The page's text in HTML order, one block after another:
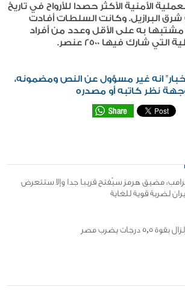
الأمنية الأكثر حصدا للأرواح في تاريخ
البرازيل. وكانت السلطات أفادت
سابقا عن مقتل 18 مشتبها به على الأقل وعدد من أفراد
شارك فيها 2500 عنصر.
انه غير مسؤول عن النص ومضمونه،
وجهة نظر كاتبه أو مصدره
مضيق هرمز سيُفتح قريبا جدا وإلا ستتعرض
لضربة قوية للغاية
بقوة 5,5 درجات يضرب مصر